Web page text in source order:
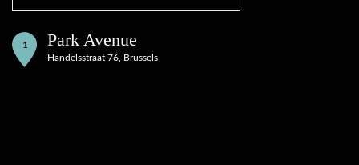
1 Park Avenue
Handelsstraat 76, Brussels